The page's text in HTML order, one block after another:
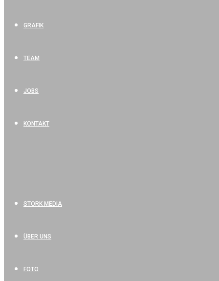
GRAFIK
TEAM
JOBS
KONTAKT
STORK MEDIA
ÜBER UNS
FOTO